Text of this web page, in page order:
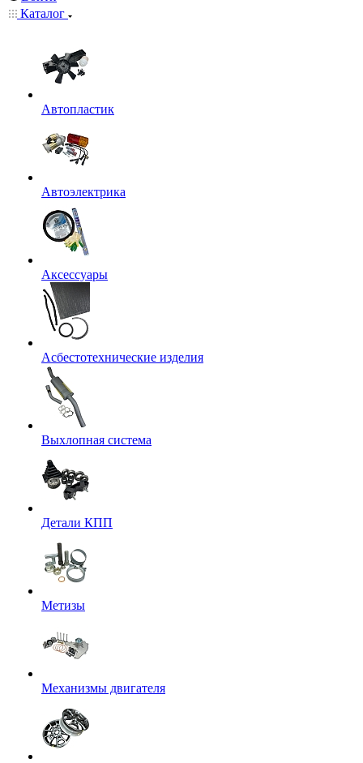
Каталог
Автопластик
Автоэлектрика
Аксессуары
Асбестотехнические изделия
Выхлопная система
Детали КПП
Метизы
Механизмы двигателя